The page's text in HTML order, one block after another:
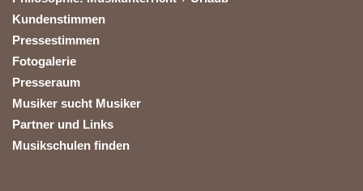
Kundenstimmen
Pressestimmen
Fotogalerie
Presseraum
Musiker sucht Musiker
Partner und Links
Musikschulen finden